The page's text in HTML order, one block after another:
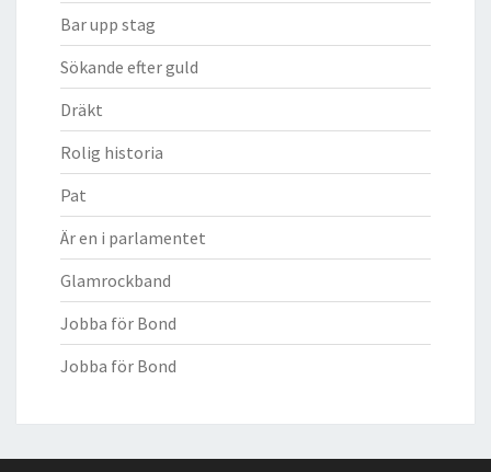
Bar upp stag
Sökande efter guld
Dräkt
Rolig historia
Pat
Är en i parlamentet
Glamrockband
Jobba för Bond
Jobba för Bond